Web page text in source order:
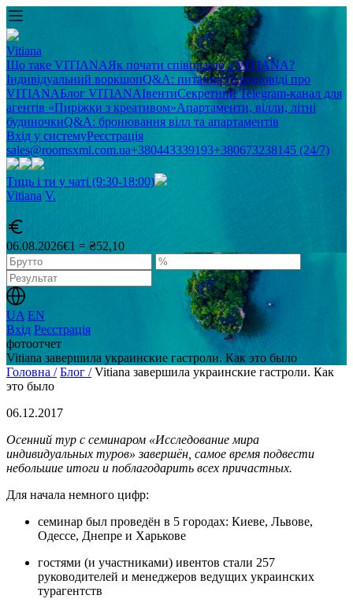
Vitiana
Що таке VITIANAЯк почати співпрацю з VITIANA?
Індивідуальний воркшопQ&A: питання та відповіді про
VITIANAБлог VITIANAІвентиСекретний Telegram-канал для
агентів «Пиріжки з креативом»Апартаменти, вілли, літні
будиночкиQ&A: бронювання вілл та апартаментів
Вхід у системуРеєстрація
sales@roomsxml.com.ua+380443339193+380673238145 (24/7)
Тиць і ти у чаті (9:30-18:00)
Vitiana V.
06.08.2026€1 = ₴52,10
UA EN
Вхід Реєстрація
фотоотчет
Vitiana завершила украинские гастроли. Как это было
Головна / Блог / Vitiana завершила украинские гастроли. Как
это было
06.12.2017
Осенний тур с семинаром «Исследование мира
индивидуальных туров» завершён, самое время подвести
небольшие итоги и поблагодарить всех причастных.
Для начала немного цифр:
семинар был проведён в 5 городах: Киеве, Львове,
Одессе, Днепре и Харькове
гостями (и участниками) ивентов стали 257
руководителей и менеджеров ведущих украинских
турагентств